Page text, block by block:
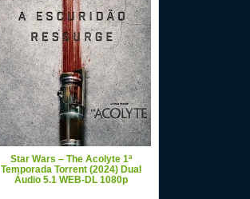
Star Wars – The Acolyte 1ª
Temporada Torrent (2024) Dual
Áudio 5.1 WEB-DL 1080p